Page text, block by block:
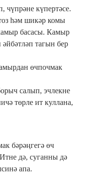
чүпрәне күпертәсе.
һәм шикәр комы
басасы. Камыр
тагын бер
өчпочмак
салып, эчлекне
төрле ит куллана,
бәрәңгегә өч
дә, суганны дә
апа.